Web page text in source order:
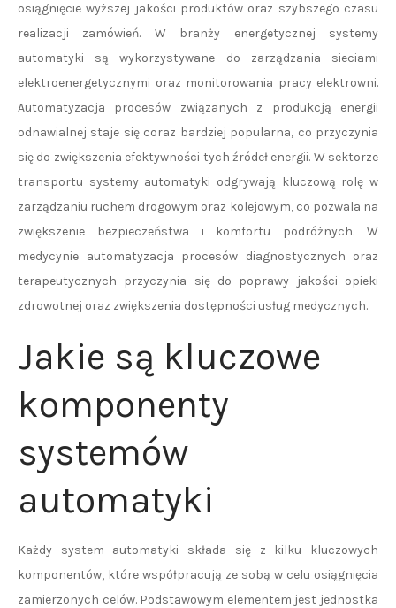
osiągnięcie wyższej jakości produktów oraz szybszego czasu
realizacji zamówień. W branży energetycznej systemy
automatyki są wykorzystywane do zarządzania sieciami
elektroenergetycznymi oraz monitorowania pracy elektrowni.
Automatyzacja procesów związanych z produkcją energii
odnawialnej staje się coraz bardziej popularna, co przyczynia
się do zwiększenia efektywności tych źródeł energii. W sektorze
transportu systemy automatyki odgrywają kluczową rolę w
zarządzaniu ruchem drogowym oraz kolejowym, co pozwala na
zwiększenie bezpieczeństwa i komfortu podróżnych. W
medycynie automatyzacja procesów diagnostycznych oraz
terapeutycznych przyczynia się do poprawy jakości opieki
zdrowotnej oraz zwiększenia dostępności usług medycznych.
Jakie są kluczowe
komponenty
systemów
automatyki
Każdy system automatyki składa się z kilku kluczowych
komponentów, które współpracują ze sobą w celu osiągnięcia
zamierzonych celów. Podstawowym elementem jest jednostka